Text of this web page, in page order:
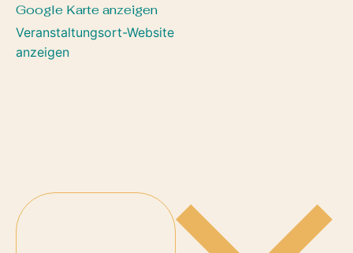
Google Karte anzeigen
Veranstaltungsort-Website
anzeigen